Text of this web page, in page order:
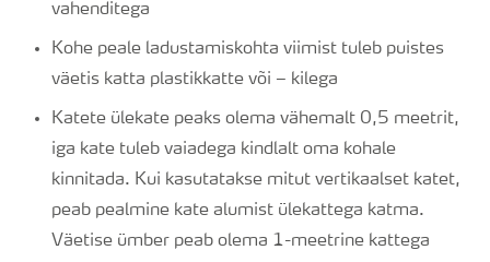
vahenditega
Kohe peale ladustamiskohta viimist tuleb puistes
väetis katta plastikkatte või – kilega
Katete ülekate peaks olema vähemalt 0,5 meetrit,
iga kate tuleb vaiadega kindlalt oma kohale
kinnitada. Kui kasutatakse mitut vertikaalset katet,
peab pealmine kate alumist ülekattega katma.
Väetise ümber peab olema 1-meetrine kattega